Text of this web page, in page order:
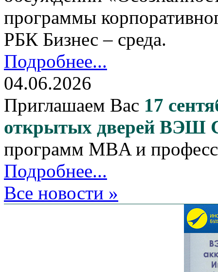
программы
РБК Бизнес – среда.
Подробнее...
04.06.2026
Приглашаем Вас 17
открытых дверей ВЭШ
программ MBA и
Подробнее...
Все новости »